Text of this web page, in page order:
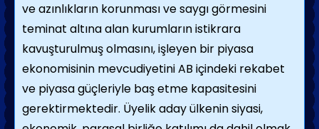
ve azınlıkların korunması ve saygı görmesini
teminat altına alan kurumların istikrara
kavuşturulmuş olmasını, işleyen bir piyasa
ekonomisinin mevcudiyetini AB içindeki rekabet
ve piyasa güçleriyle baş etme kapasitesini
gerektirmektedir. Üyelik aday ülkenin siyasi,